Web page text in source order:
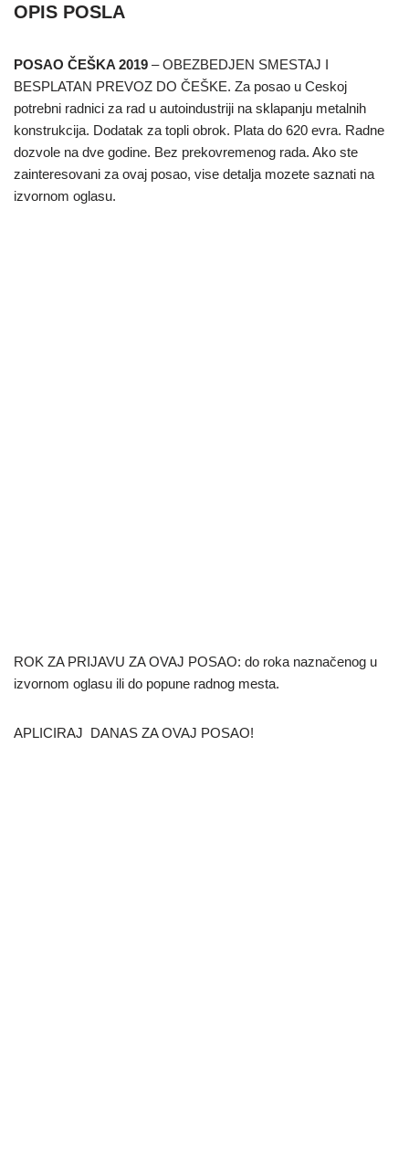
OPIS POSLA
POSAO ČEŠKA 2019 – OBEZBEDJEN SMESTAJ I
BESPLATAN PREVOZ DO ČEŠKE. Za posao u Ceskoj
potrebni radnici za rad u autoindustriji na sklapanju metalnih
konstrukcija. Dodatak za topli obrok. Plata do 620 evra. Radne
dozvole na dve godine. Bez prekovremenog rada. Ako ste
zainteresovani za ovaj posao, vise detalja mozete saznati na
izvornom oglasu.
ROK ZA PRIJAVU ZA OVAJ POSAO: do roka naznačenog u
izvornom oglasu ili do popune radnog mesta.
APLICIRAJ DANAS ZA OVAJ POSAO!